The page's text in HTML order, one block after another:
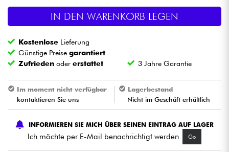
Licht
Blasinstrumente
Violinen & Quartett
IN DEN WARENKORB LEGEN
Kostenlose Lieferung
Günstige Preisegarantiert
Zufrieden odererstattet 3 Jahre Garantie
Im moment nicht verfügbar
kontaktieren Sie uns
Lagerbestand
Nicht im Geschäft erhältlich
INFORMIEREN SIE MICH ÜBER SEINEN EINTRAG AUF LAGER
Ich möchte per E-Mail benachrichtigt werden Go